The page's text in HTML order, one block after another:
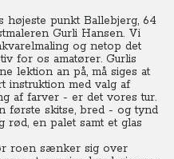
højeste punkt Ballebjerg, 64
Gurli Hansen. Vi
og netop det
for os amatører. Gurlis
lektion an på, må siges at
instruktion med valg af
af farver - er det vores tur.
første skitse, bred - og tynd
rød, en palet samt et glas
roen sænker sig over